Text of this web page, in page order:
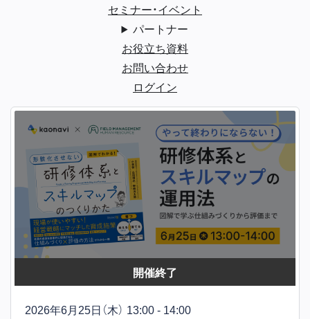
セミナー・イベント
パートナー
お役立ち資料
お問い合わせ
ログイン
開催終了
2026年6月25日 （木） 13:00 - 14:00